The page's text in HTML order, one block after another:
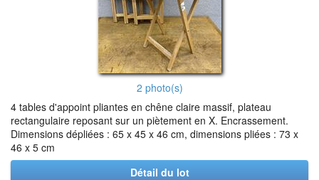
2 photo(s)
4 tables d'appoint pliantes en chêne claire massif, plateau
rectangulaire reposant sur un piètement en X. Encrassement.
Dimensions dépliées : 65 x 45 x 46 cm, dimensions pliées : 73 x
46 x 5 cm
Détail du lot